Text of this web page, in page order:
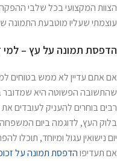
הצוות המקצועי בכל שלבי ההפקה
עוצמתי שעליו מוטבעת
הדפסת תמונה על עץ – למי
אם אתם עדיין לא ממש בטוחים
שהתשובה הפשוטה היא שמדובר
רבים בוחרים להעניק לעובדים
בלוק העץ, לדוגמה ביום
יום נישואין עגול ומיוחד,
אם תעדיפוהדפסת תמונה על